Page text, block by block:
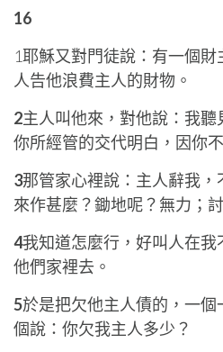
16
1耶穌又對門徒說：有一個
人告他浪費主人的財物。
2主人叫他來，對他說：我
你所經管的交代明白，因你
3那管家心裡說：主人辭我
來作甚麼？鋤地呢？無力；
4我知道怎麼行，好叫人在我
他們家裡去。
5於是把欠他主人債的，一
個說：你欠我主人多少？